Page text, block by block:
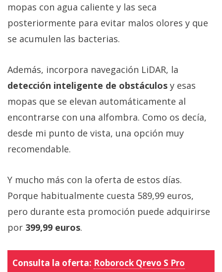
mopas con agua caliente y las seca
posteriormente para evitar malos olores y que
se acumulen las bacterias.
Además, incorpora navegación LiDAR, la
detección inteligente de obstáculos y esas
mopas que se elevan automáticamente al
encontrarse con una alfombra. Como os decía,
desde mi punto de vista, una opción muy
recomendable.
Y mucho más con la oferta de estos días.
Porque habitualmente cuesta 589,99 euros,
pero durante esta promoción puede adquirirse
por 399,99 euros.
Consulta la oferta: Roborock Qrevo S Pro